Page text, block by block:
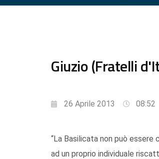
Giuzio (Fratelli
26 Aprile 2013 08:52
“La Basilicata non può
ad un proprio individuale